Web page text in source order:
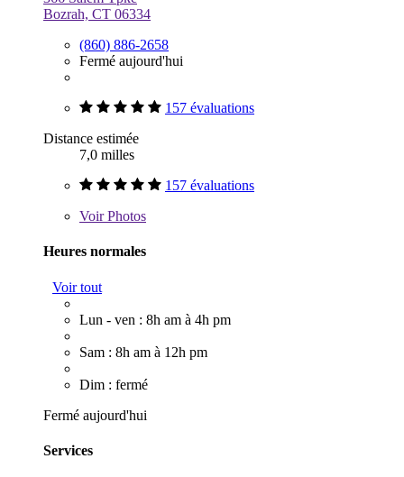
Bozrah, CT 06334
(860) 886-2658
Fermé aujourd'hui
157 évaluations
Distance estimée
7,0 milles
157 évaluations
VoirPhotos
Heures normales
Voir tout
Lun - ven : 8h am à 4h pm
Sam : 8h am à 12h pm
Dim : fermé
Fermé aujourd'hui
Services